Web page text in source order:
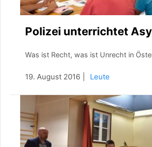
Polizei unterrichtet
Was ist Recht, was ist Unrecht in
19. August 2016 Leute